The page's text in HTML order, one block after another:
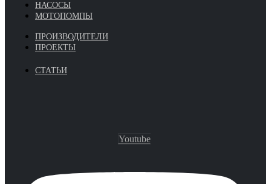
НАСОСЫ
МОТОПОМПЫ
ПРОИЗВОДИТЕЛИ
ПРОЕКТЫ
СТАТЬИ
Youtube